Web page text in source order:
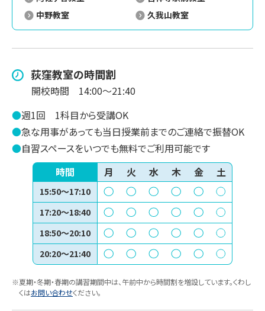
中野教室
久我山教室
荻窪教室の時間割
開校時間
14:00～21:40
●週1回
1科目から受講OK
●急な用事があっても当日授業前までのご連絡で振替OK
●自習スペースをいつでも無料でご利用可能です
時間
月 火 水 木 金 土
15:50～17:10
17:20～18:40
18:50～20:10
20:20～21:40
※夏期・冬期・春期の講習期間中は、午前中から時間割を増設しています。くわし
くはお問い合わせください。